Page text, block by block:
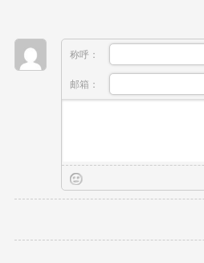
称呼：
邮箱：